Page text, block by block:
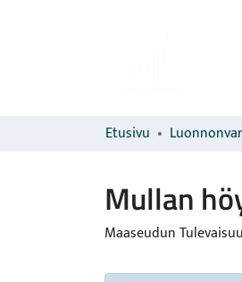
Etusivu
Mullan
Maaseudun